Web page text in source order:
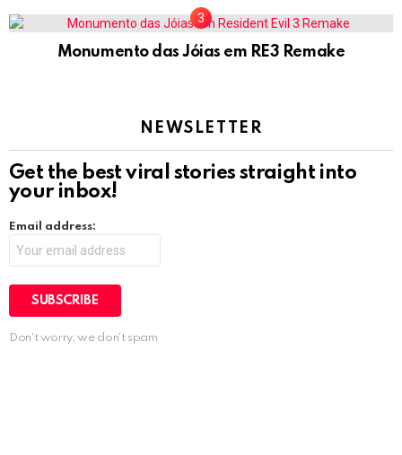
Monumento das Jóias em RE3 Remake
NEWSLETTER
Get the best viral stories straight into
your inbox!
Email address:
Don't worry, we don't spam